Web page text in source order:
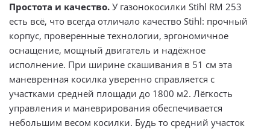
Простота и качество. У газонокосилки Stihl RM 253
есть всё, что всегда отличало качество Stihl: прочный
корпус, проверенные технологии, эргономичное
оснащение, мощный двигатель и надёжное
исполнение. При ширине скашивания в 51 см эта
маневренная косилка уверенно справляется с
участками средней площади до 1800 м2. Лёгкость
управления и маневрирования обеспечивается
небольшим весом косилки. Будь то средний участок